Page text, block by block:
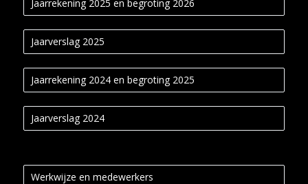
Jaarrekening 2025 en begroting 2026
Jaarverslag 2025
Jaarrekening 2024 en begroting 2025
Jaarverslag 2024
Werkwijze en medewerkers